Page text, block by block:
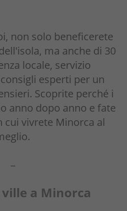
non solo beneficerete
ma anche di 30
locale, servizio
esperti per un
Scoprite perché i
anno dopo anno e fate
cui vivrete Minorca al
a Minorca